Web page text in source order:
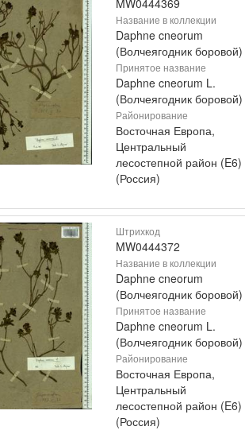
Название в коллекции
Daphne cneorum
(Волчеягодник боровой)
Принятое название
Daphne cneorum L.
(Волчеягодник боровой)
Районирование
Восточная Европа,
Центральный
лесостепной район (E6)
(Россия)
Штрихкод
MW0444372
Название в коллекции
Daphne cneorum
(Волчеягодник боровой)
Принятое название
Daphne cneorum L.
(Волчеягодник боровой)
Районирование
Восточная Европа,
Центральный
лесостепной район (E6)
(Россия)